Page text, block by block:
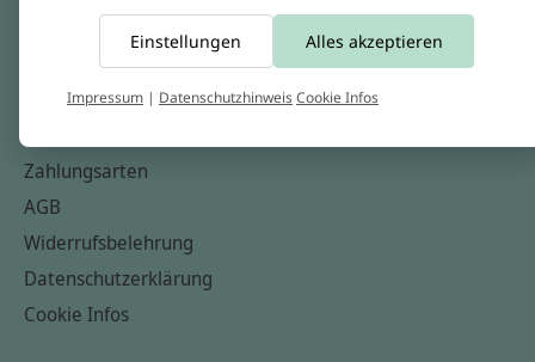
Informationen
Kontakt
Zahlungsarten
AGB
Widerrufsbelehrung
Datenschutzerklärung
Cookie Infos
Einstellungen Alles akzeptieren
Impressum | DatenschutzhinweisCookie Infos